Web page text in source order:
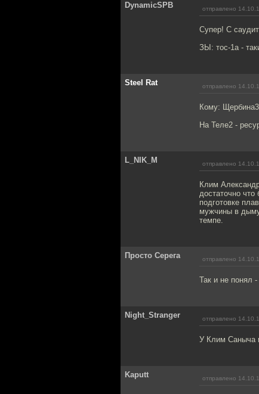
DynamicSPB отправлено
Супер! С
ЗЫ: тос-1а -
Steel Rat отправлено
Кому:
На Теле2 -
L_NIK_M отправлено
Клим
достаточно
подготовке
мужчины в дыму
темпе.
Просто Серега отправлено
Так и не понял
Night_Stranger отправлено
У Клим Саныча
Kaputt отправлено